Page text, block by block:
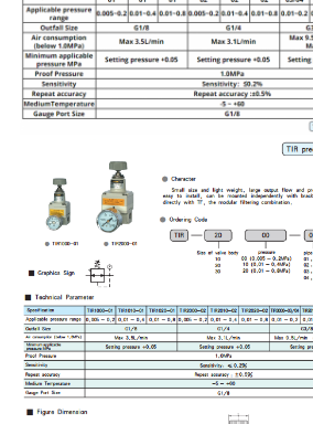
ニ
ュ
ー
引
用
を
要